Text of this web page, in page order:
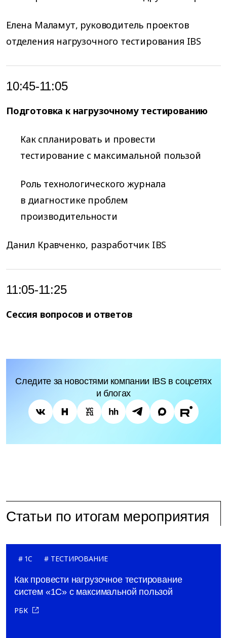
Елена Маламут, руководитель проектов
отделения нагрузочного тестирования IBS
10:45-11:05
Подготовка к нагрузочному тестированию
Как спланировать и провести
тестирование с максимальной пользой
Роль технологического журнала
в диагностике проблем
производительности
Данил Кравченко, разработчик IBS
11:05-11:25
Сессия вопросов и ответов
Следите за новостями компании IBS в соцсетях
и блогах
Статьи по итогам мероприятия
1C ТЕСТИРОВАНИЕ
Как провести нагрузочное тестирование
систем «1С» с максимальной пользой
РБК